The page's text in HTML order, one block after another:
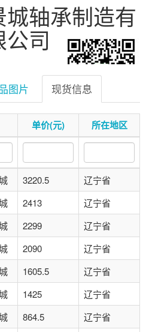
微信扫一扫
关注后进轴承群
点击菜单更好用
轴承制造有
公司
图片 现货信息
单价(元) 所在地区
3220.5
辽宁省
2413
辽宁省
2299
辽宁省
2090
辽宁省
1605.5
辽宁省
1425
辽宁省
864.5
辽宁省